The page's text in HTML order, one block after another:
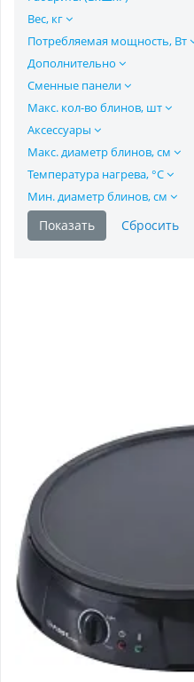
Вес, кг
Потребляемая мощность, Вт
Дополнительно
Сменные панели
Макс. кол-во блинов, шт
Аксессуары
Макс. диаметр блинов, см
Температура нагрева, °C
Мин. диаметр блинов, см